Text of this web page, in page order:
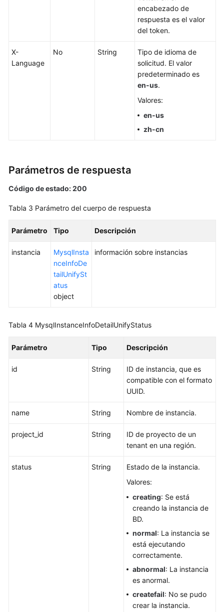
instancias
Reinicio
una
de
de
datos
Eliminación/Cancelación
de
de
encabezado de
respuesta es el valor
del token.
X-
Language
No String
Tipo de idioma de
solicitud. El valor
predeterminado es
en-us.
Valores:
en-us
zh-cn
Parámetros de respuesta
Código de estado: 200
Tabla 3 Parámetro del cuerpo de respuesta
Parámetro Tipo Descripción
instancia
MysqlInsta
nceInfoDe
tailUnifySt
atus
object
información sobre instancias
Tabla 4 MysqlInstanceInfoDetailUnifyStatus
Parámetro Tipo Descripción
id String
ID de instancia, que es
compatible con el formato
UUID.
name String Nombre de instancia.
project_id String
ID de proyecto de un
tenant en una región.
status String
Estado de la instancia.
Valores:
creating: Se está
creando la instancia de
BD.
normal: La instancia se
está ejecutando
correctamente.
abnormal: La instancia
es anormal.
createfail: No se pudo
crear la instancia.